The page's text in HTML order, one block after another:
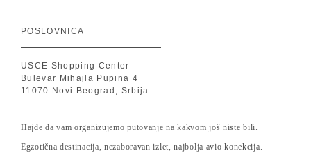
POSLOVNICA
USCE Shopping Center
Bulevar Mihajla Pupina 4
11070 Novi Beograd, Srbija
Hajde da vam organizujemo putovanje na kakvom još niste bili.
Egzotična destinacija, nezaboravan izlet, najbolja avio konekcija.